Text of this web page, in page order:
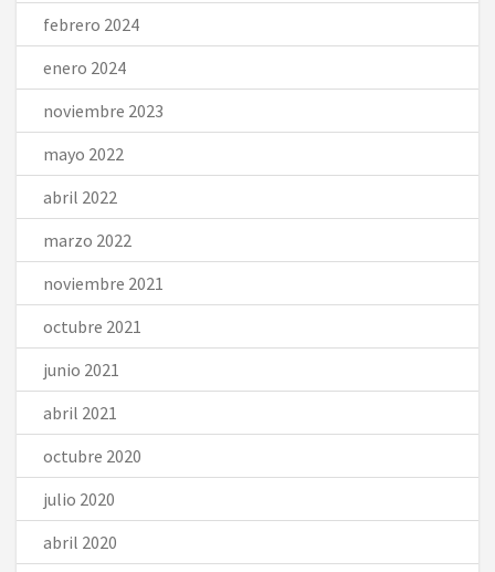
febrero 2024
enero 2024
noviembre 2023
mayo 2022
abril 2022
marzo 2022
noviembre 2021
octubre 2021
junio 2021
abril 2021
octubre 2020
julio 2020
abril 2020